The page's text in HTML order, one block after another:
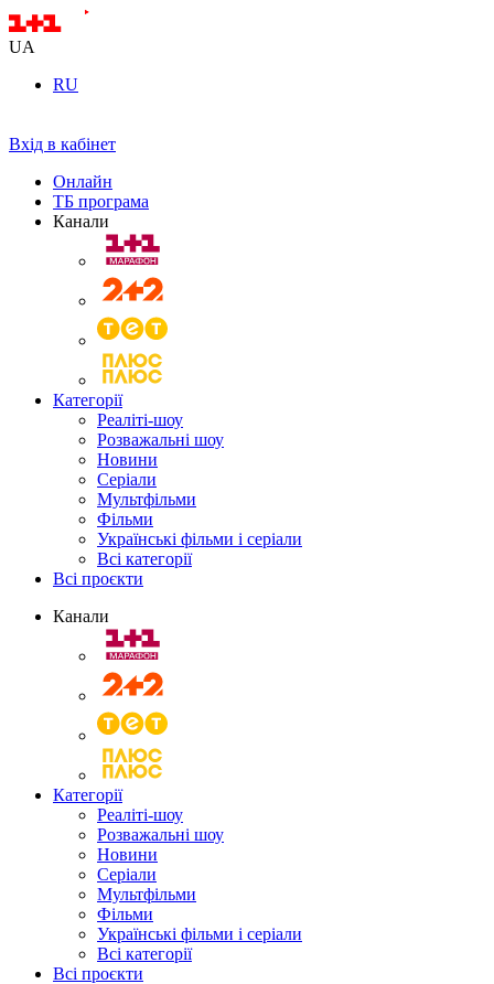
UA
RU
Вхід в кабінет
Онлайн
ТБ програма
Канали
Категорії
Реаліті-шоу
Розважальні шоу
Новини
Серіали
Мультфільми
Фільми
Українські фільми і серіали
Всі категорії
Всі проєкти
Канали
Категорії
Реаліті-шоу
Розважальні шоу
Новини
Серіали
Мультфільми
Фільми
Українські фільми і серіали
Всі категорії
Всі проєкти